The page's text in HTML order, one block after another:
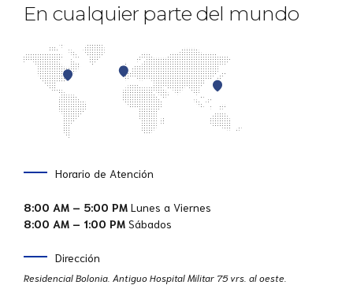
En cualquier parte del mundo
Horario de Atención
8:00 AM – 5:00 PM Lunes a Viernes
8:00 AM – 1:00 PM Sábados
Dirección
Residencial Bolonia. Antiguo Hospital Militar 75 vrs. al oeste.